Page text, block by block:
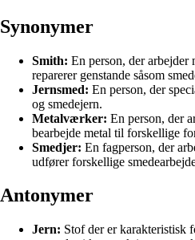
Synonymer
Smith: En person, der arbejder
reparerer genstande såsom
Jernsmed: En person, der
og smedejern.
Metalværker: En person, der
bearbejde metal til forskellige
Smedjer: En fagperson, der
udfører forskellige
Antonymer
Jern: Stof der er karakteristisk